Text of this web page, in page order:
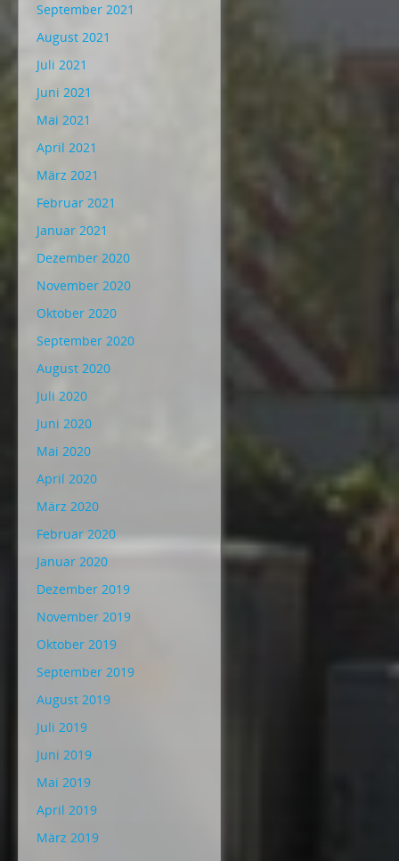
September 2021
August 2021
Juli 2021
Juni 2021
Mai 2021
April 2021
März 2021
Februar 2021
Januar 2021
Dezember 2020
November 2020
Oktober 2020
September 2020
August 2020
Juli 2020
Juni 2020
Mai 2020
April 2020
März 2020
Februar 2020
Januar 2020
Dezember 2019
November 2019
Oktober 2019
September 2019
August 2019
Juli 2019
Juni 2019
Mai 2019
April 2019
März 2019